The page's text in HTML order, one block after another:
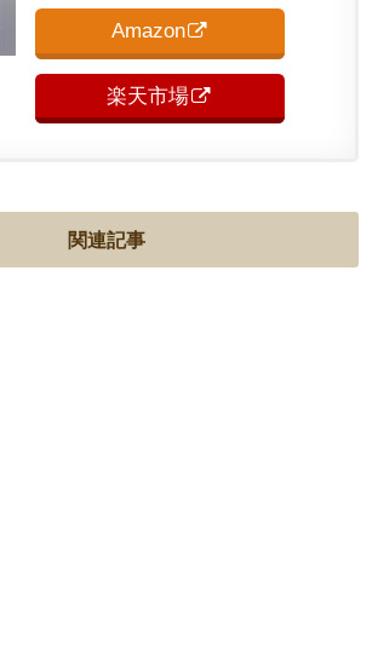
Amazon
楽天市場
関連記事